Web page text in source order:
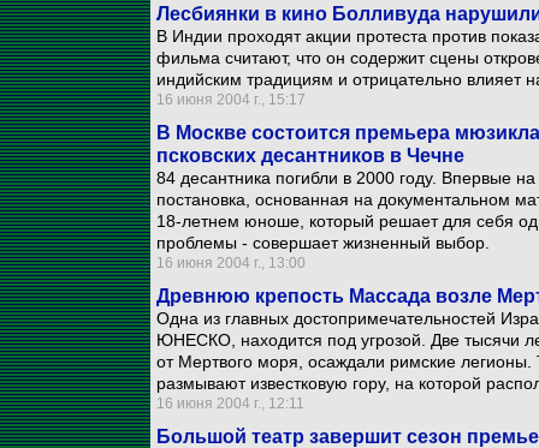
Лесбиянки в кино Болливуда
В Индии проходят акции протеста против
фильма считают, что он содержит сцены
индийским традициям и отрицательно влияет
16 июня 2004 г., 15:17
В Москве состоится премьера
псковских десантников в Чечне
84 десантника погибли в 2000 году. Впервые
постановка, основанная на документальном
18-летнем юноше, который решает для себя
проблемы - совершает жизненный выбор.
16 июня 2004 г., 13:00
Древнюю крепость Массада возле
Одна из главных достопримечательностей
ЮНЕСКО, находится под угрозой. Две тысячи
от Мертвого моря, осаждали римские легионы.
размывают известковую гору, на которой
16 июня 2004 г., 12:11
Большой театр завершит сезон